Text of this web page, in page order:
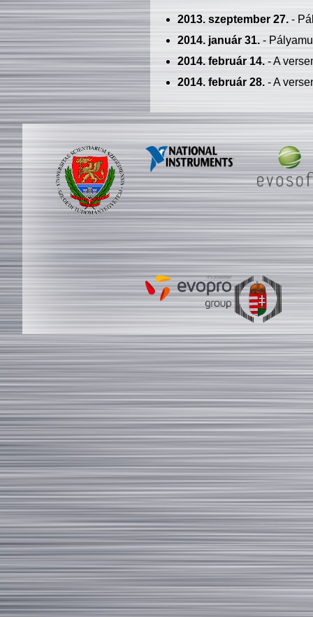
2013. szeptember 27.-
2014. január 31.-
2014. február 14.- A
2014. február 28.- A